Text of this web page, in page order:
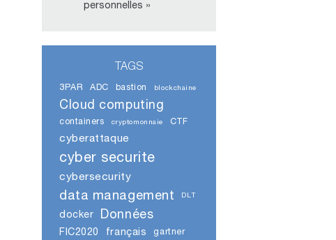
personnelles »
TAGS
3PAR ADC bastion blockchaine
Cloud computing
containers cryptomonnaie CTF
cyberattaque
cyber securite
cybersecurity
data management DLT
docker Données
FIC2020 français gartner